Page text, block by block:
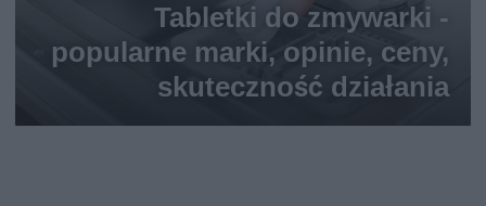
Tabletki do zmywarki -
popularne marki, opinie, ceny,
skuteczność działania